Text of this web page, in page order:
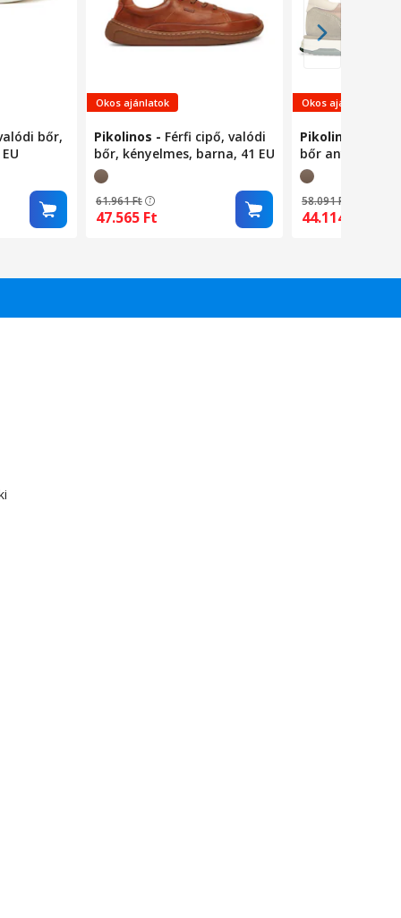
bőr,
Okos ajánlatok
Pikolinos - Férfi cipő, valódi
bőr, kényelmes, barna, 41 EU
61.961Ft
47.565 Ft
Okos ajánlatok
Pikolinos
bőr anyag,
58.091Ft
44.114